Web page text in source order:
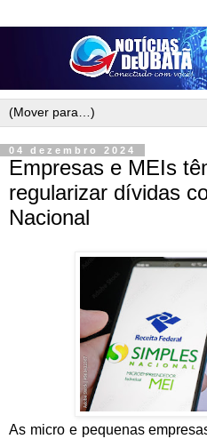
04 dezembro 2024
Empresas e MEIs
regularizar dívidas
Nacional
As micro e pequenas